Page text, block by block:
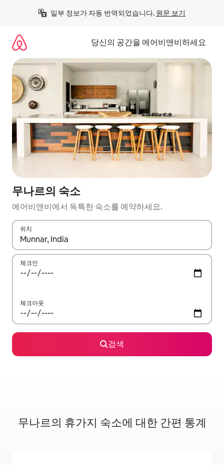
일부 정보가 자동 번역되었습니다. 원문 보기
당신의 공간을 에어비앤비하세요
무나르의 숙소
에어비앤비에서 독특한 숙소를 예약하세요.
위치
결과가 나오면 위·아래 화살표 키를 사용하거나 터치 또는 스와이
체크인
체크아웃
검색
무나르의 휴가지 숙소에 대한 간편 통계